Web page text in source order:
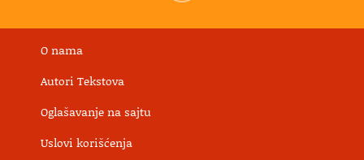
O nama
Autori Tekstova
Oglašavanje na sajtu
Uslovi korišćenja